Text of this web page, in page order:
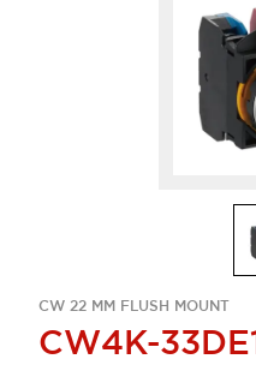
CW 22 MM FLUSH MOUNT
CW4K-